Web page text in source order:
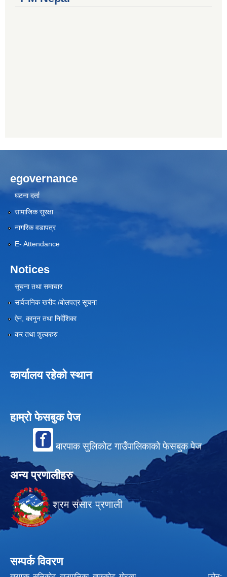
egovernance
घटना दर्ता
सामाजिक सुरक्षा
नागरिक वडापत्र
E- Attendance
Notices
सूचना तथा समाचार
सार्वजनिक खरीद /बोलपत्र सूचना
ऐन, कानुन तथा निर्देशिका
कर तथा शुल्कहरु
कार्यालय रहेको स्थान
हाम्रो फेसबुक पेज
बारपाक सुलिकोट गाउँपालिकाको फेसबुक पेज
अन्य प्रणालीहरु
श्रम संसार प्रणाली
सम्पर्क विवरण